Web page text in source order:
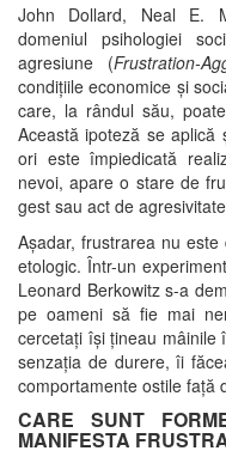
John Dollard, Neal E.
domeniul psihologiei
agresiune (Frustration-
condițiile economice și
care, la rândul său,
Această ipoteză se
ori este împiedicată
nevoi, apare o stare de
gest sau act de
Așadar, frustrarea nu
etologic. Într-un
Leonard Berkowitz s-a
pe oameni să fie mai
cercetați își țineau mâinile
senzația de durere, îi
comportamente ostile față
CARE SUNT
MANIFESTA